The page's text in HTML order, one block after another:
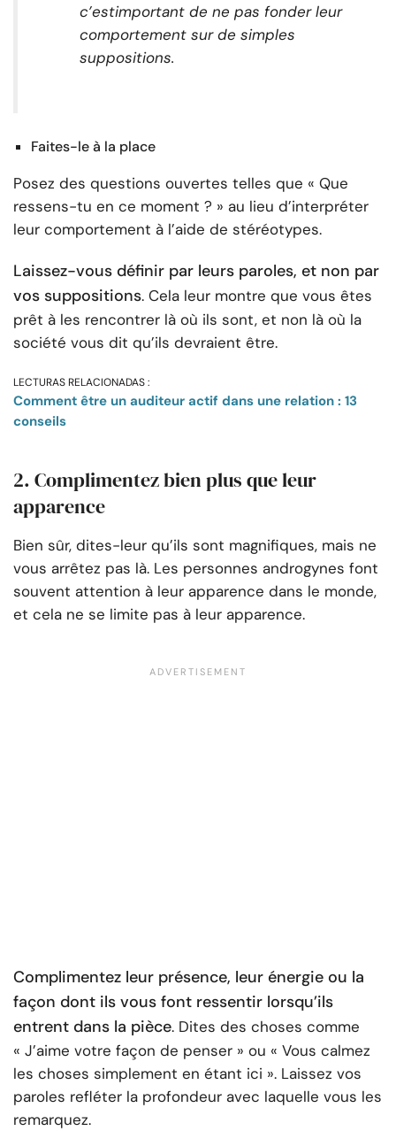
c’estimportant de ne pas fonder leur
comportement sur de simples
suppositions.
Faites-le à la place
Posez des questions ouvertes telles que « Que
ressens-tu en ce moment ? » au lieu d’interpréter
leur comportement à l’aide de stéréotypes.
Laissez-vous définir par leurs paroles, et non par
vos suppositions. Cela leur montre que vous êtes
prêt à les rencontrer là où ils sont, et non là où la
société vous dit qu’ils devraient être.
LECTURAS RELACIONADAS :
Comment être un auditeur actif dans une relation : 13
conseils
2. Complimentez bien plus que leur
apparence
Bien sûr, dites-leur qu’ils sont magnifiques, mais ne
vous arrêtez pas là. Les personnes androgynes font
souvent attention à leur apparence dans le monde,
et cela ne se limite pas à leur apparence.
Complimentez leur présence, leur énergie ou la
façon dont ils vous font ressentir lorsqu’ils
entrent dans la pièce. Dites des choses comme
« J’aime votre façon de penser » ou « Vous calmez
les choses simplement en étant ici ». Laissez vos
paroles refléter la profondeur avec laquelle vous les
remarquez.